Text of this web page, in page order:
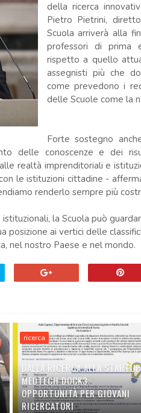
della ricerca
Pietro Pietrini,
Scuola arriverà alla
professori di prima
rispetto a quello
assegnisti più che
come prevedono i
delle Scuole come la
Forte sostegno
delle conoscenze e dei
realtà imprenditoriali e
le istituzioni cittadine -
renderlo sempre più
la Scuola può
posizione ai vertici delle
nel nostro Paese e nel mondo.
ricerca
DALLA RICERCA ALLA STARTUP
MEDTECH DOCK3:
OPPORTUNITÀ PER GIOVANI
RICERCATORI